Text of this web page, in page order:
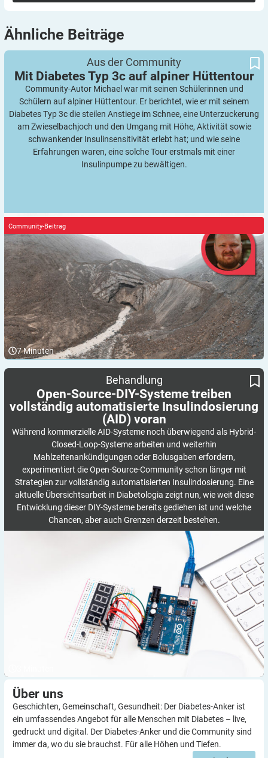
Ähnliche Beiträge
Aus der Community
Mit Diabetes Typ 3c auf alpiner Hüttentour
Community-Autor Michael war mit seinen Schülerinnen und
Schülern auf alpiner Hüttentour. Er berichtet, wie er mit seinem
Diabetes Typ 3c die steilen Anstiege im Schnee, eine Unterzuckerung
am Zwieselbachjoch und den Umgang mit Höhe, Aktivität sowie
schwankender Insulinsensitivität erlebt hat; und wie seine
Erfahrungen waren, eine solche Tour erstmals mit einer
Insulinpumpe zu bewältigen.
7Minuten
Community-Beitrag
Open-Source-DIY-Systeme treiben vollständig automatisierte
Insulindosierung (AID) voran
Behandlung
Open-Source-DIY-Systeme treiben
vollständig automatisierte Insulindosierung
(AID) voran
Während kommerzielle AID-Systeme noch überwiegend als Hybrid-
Closed-Loop-Systeme arbeiten und weiterhin
Mahlzeitenankündigungen oder Bolusgaben erfordern,
experimentiert die Open-Source-Community schon länger mit
Strategien zur vollständig automatisierten Insulindosierung. Eine
aktuelle Übersichtsarbeit in Diabetologia zeigt nun, wie weit diese
Entwicklung dieser DIY-Systeme bereits gediehen ist und welche
Chancen, aber auch Grenzen derzeit bestehen.
Über uns
Geschichten, Gemeinschaft, Gesundheit: Der Diabetes-Anker ist
ein umfassendes Angebot für alle Menschen mit Diabetes – live,
gedruckt und digital. Der Diabetes-Anker und die Community sind
immer da, wo du sie brauchst. Für alle Höhen und Tiefen.